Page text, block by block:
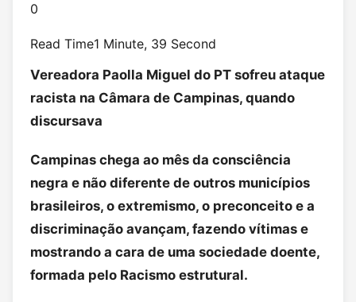
0
Read Time1 Minute, 39 Second
Vereadora Paolla Miguel do PT sofreu ataque
racista na Câmara de Campinas, quando
discursava
Campinas chega ao mês da consciência
negra e não diferente de outros municípios
brasileiros, o extremismo, o preconceito e a
discriminação avançam, fazendo vítimas e
mostrando a cara de uma sociedade doente,
formada pelo Racismo estrutural.